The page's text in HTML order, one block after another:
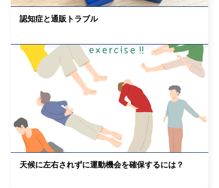
認知症と通販トラブル
天候に左右されずに運動機会を確保するには？